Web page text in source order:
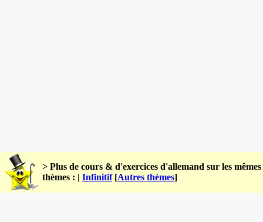
> Plus de cours & d'exercices d'allemand sur les mêmes
thèmes : | Infinitif[Autres thèmes]